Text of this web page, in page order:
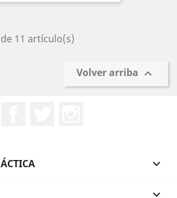
11 artículo(s)
Volver arriba 

